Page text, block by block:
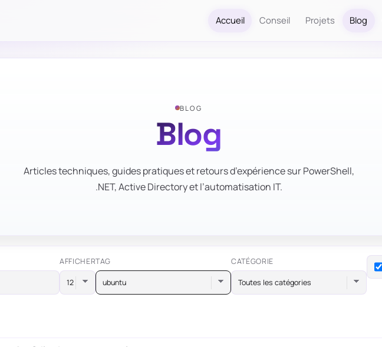
Accueil Conseil Projets Blog
BLOG
Blog
Articles techniques, guides pratiques et retours d’expérience sur PowerShell,
.NET, Active Directory et l’automatisation IT.
AFFICHERTAG
ubuntu
CATÉGORIE
Toutes les catégories